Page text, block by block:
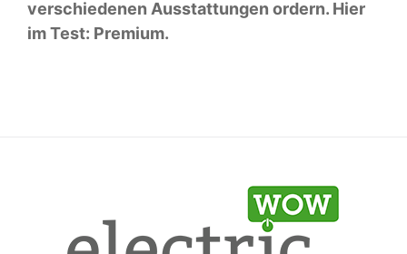
verschiedenen Ausstattungen ordern. Hier
im Test: Premium.